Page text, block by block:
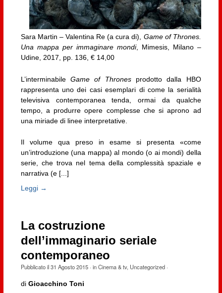
Sara Martin – Valentina Re (a cura di), Game of Thrones.
Una mappa per immaginare mondi, Mimesis, Milano –
Udine, 2017, pp. 136, € 14,00
L’interminabileGame of Thronesprodotto dalla HBO
rappresenta uno dei casi esemplari di come la serialità
televisiva contemporanea tenda, ormai da qualche
tempo, a produrre opere complesse che si aprono ad
una miriade di linee interpretative.
Il volume qua preso in esame si presenta «come
un’introduzione (una mappa) al mondo (o ai mondi) della
serie, che trova nel tema della complessità spaziale e
narrativa (e [...]
Leggi →
La costruzione
dell’immaginario seriale
contemporaneo
Pubblicato il31 Agosto 2015· inCinema & tv, Uncategorized·
di Gioacchino Toni